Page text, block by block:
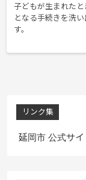
子どもが生まれた
となる手続きを洗い
す。
リンク集
延岡市 公式サイ